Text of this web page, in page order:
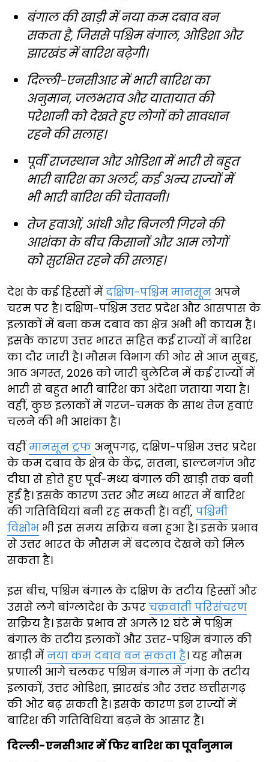
बंगाल की खाड़ी में नया कम दबाव बन
सकता है, जिससे पश्चिम बंगाल, ओडिशा और
झारखंड में बारिश बढ़ेगी।
दिल्ली-एनसीआर में भारी बारिश का
अनुमान, जलभराव और यातायात की
परेशानी को देखते हुए लोगों को सावधान
रहने की सलाह।
पूर्वी राजस्थान और ओडिशा में भारी से बहुत
भारी बारिश का अलर्ट, कई अन्य राज्यों में
भी भारी बारिश की चेतावनी।
तेज हवाओं, आंधी और बिजली गिरने की
आशंका के बीच किसानों और आम लोगों
को सुरक्षित रहने की सलाह।
देश के कई हिस्सों में दक्षिण-पश्चिम मानसून अपने
चरम पर है। दक्षिण-पश्चिम उत्तर प्रदेश और आसपास के
इलाकों में बना कम दबाव का क्षेत्र अभी भी कायम है।
इसके कारण उत्तर भारत सहित कई राज्यों में बारिश
का दौर जारी है। मौसम विभाग की ओर से आज सुबह,
आठ अगस्त, 2026 को जारी बुलेटिन में कई राज्यों में
भारी से बहुत भारी बारिश का अंदेशा जताया गया है।
वहीं, कुछ इलाकों में गरज-चमक के साथ तेज हवाएं
चलने की भी आशंका है।
वहींमानसून ट्रफ अनूपगढ़, दक्षिण-पश्चिम उत्तर प्रदेश
के कम दबाव के क्षेत्र के केंद्र, सतना, डाल्टनगंज और
दीघा से होते हुए पूर्व-मध्य बंगाल की खाड़ी तक बनी
हुई है। इसके कारण उत्तर और मध्य भारत में बारिश
की गतिविधियां बनी रह सकती हैं। वहीं, पश्चिमी
विक्षोभभी इस समय सक्रिय बना हुआ है। इसके प्रभाव
से उत्तर भारत के मौसम में बदलाव देखने को मिल
सकता है।
इस बीच, पश्चिम बंगाल के दक्षिण के तटीय हिस्सों और
उससे लगे बांग्लादेश के ऊपर चक्रवाती परिसंचरण
सक्रिय है। इसके प्रभाव से अगले 12 घंटे में पश्चिम
बंगाल के तटीय इलाकों और उत्तर-पश्चिम बंगाल की
खाड़ी में नया कम दबाव बन सकता है। यह मौसम
प्रणाली आगे चलकर पश्चिम बंगाल में गंगा के तटीय
इलाकों, उत्तर ओडिशा, झारखंड और उत्तर छत्तीसगढ़
की ओर बढ़ सकती है। इसके कारण इन राज्यों में
बारिश की गतिविधियां बढ़ने के आसार हैं।
दिल्ली-एनसीआर में फिर बारिश का पूर्वानुमान